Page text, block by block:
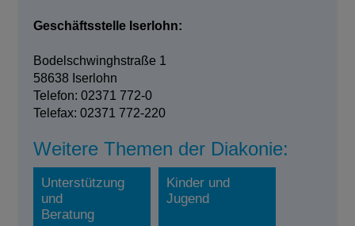
Geschäftsstelle Iserlohn:
Bodelschwinghstraße 1
58638 Iserlohn
Telefon: 02371 772-0
Telefax: 02371 772-220
Weitere Themen der Diakonie:
Unterstützung
und
Beratung
Kinder und
Jugend